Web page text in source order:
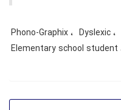
Phono-Graphix
Dyslexic
Elementary school student